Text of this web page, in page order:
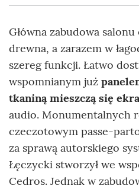
Główna zabudowa
drewna, a zarazem w
szereg funkcji. Łatwo
wspomnianym już
tkaniną mieszczą się
audio. Monumentalnych
czeczotowym passe-
za sprawą autorskiego
Łęczycki stworzył we
Cedros. Jednak w